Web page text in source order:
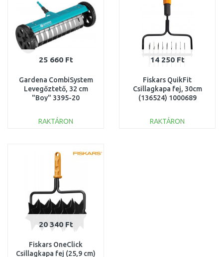
25 660 Ft
Gardena CombiSystem
Levegőztető, 32 cm
"Boy" 3395-20
RAKTÁRON
Összehasonlítás
14 250 Ft
Fiskars QuikFit
Csillagkapa fej, 30cm
(136524) 1000689
RAKTÁRON
20 340 Ft
Fiskars OneClick
Csillagkapa fej (25,9 cm)